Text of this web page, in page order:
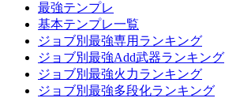
最強テンプレ
基本テンプレ一覧
ジョブ別最強専用ランキング
ジョブ別最強Add武器ランキング
ジョブ別最強火力ランキング
ジョブ別最強多段化ランキング